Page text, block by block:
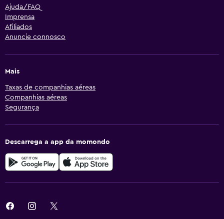
Ajuda/FAQ
Imprensa
Afiliados
Anuncie connosco
Mais
Taxas de companhias aéreas
Companhias aéreas
Segurança
Descarrega a app da momondo